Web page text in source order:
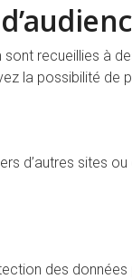
sont recueillies à
la possibilité
d’autres sites
des